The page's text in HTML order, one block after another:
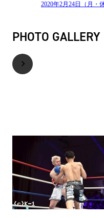
2020年2月24日（月・
PHOTO GALLERY